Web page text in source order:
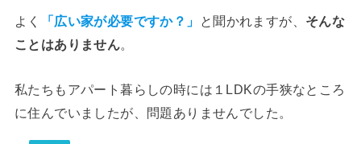
よく 「広い家が必要ですか？」 と聞かれますが、 そんな
ことはありません。
私たちもアパート暮らしの時には１LDKの手狭なところ
に住んでいましたが、問題ありませんでした。